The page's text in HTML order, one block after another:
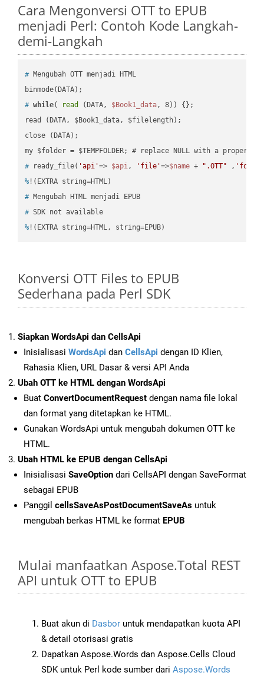
Cara Mengonversi OTT to EPUB
menjadi Perl: Contoh Kode Langkah-
demi-Langkah
# Mengubah OTT menjadi HTML
# while( read (DATA, $Book1_data, 8)) {};
read (DATA, $Book1_data, $filelength);
close (DATA);
# ready_file( 'api'=> $api, 'file'=>$name + ".OTT" ,
% !(EXTRA string=HTML)
# Mengubah HTML menjadi EPUB
# SDK not available
% !(EXTRA string=HTML, string=EPUB)
Konversi OTT Files to EPUB
Sederhana pada Perl SDK
Siapkan WordsApi dan CellsApi
Inisialisasi WordsApi dan CellsApi dengan ID Klien,
Rahasia Klien, URL Dasar & versi API Anda
Ubah OTT ke HTML dengan WordsApi
Buat ConvertDocumentRequest dengan nama file lokal
dan format yang ditetapkan ke HTML.
Gunakan WordsApi untuk mengubah dokumen OTT ke
HTML.
Ubah HTML ke EPUB dengan CellsApi
Inisialisasi SaveOption dari CellsAPI dengan SaveFormat
sebagai EPUB
Panggil cellsSaveAsPostDocumentSaveAs untuk
mengubah berkas HTML ke format EPUB
Mulai manfaatkan Aspose.Total REST
API untuk OTT to EPUB
Buat akun di Dasbor untuk mendapatkan kuota API
& detail otorisasi gratis
Dapatkan Aspose.Words dan Aspose.Cells Cloud
SDK untuk Perl kode sumber dari Aspose.Words